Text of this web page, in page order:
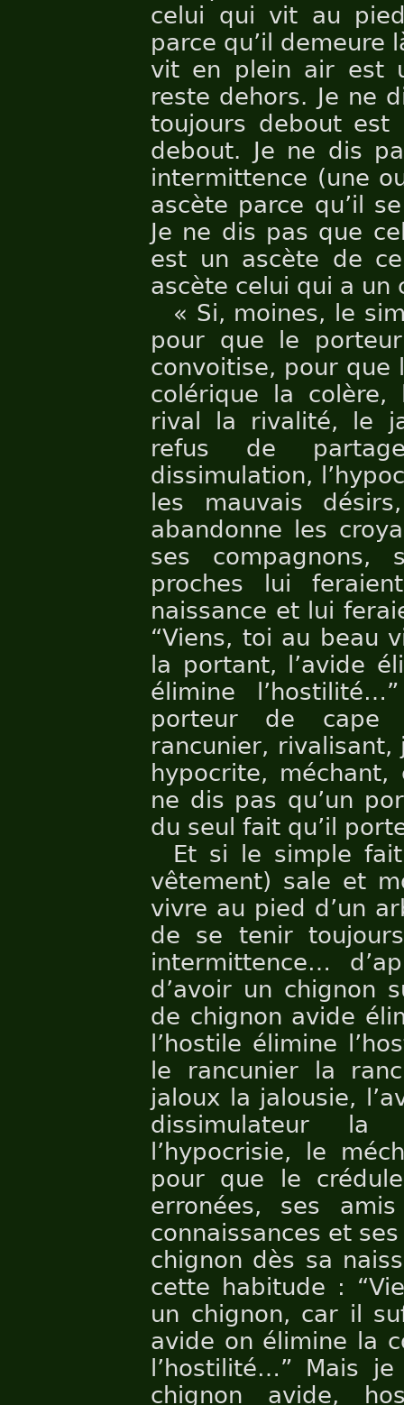
celui qui vit au
parce qu’il demeure
vit en plein air est
reste dehors. Je ne
toujours debout est
debout. Je ne dis
intermittence (une
ascète parce qu’il
Je ne dis pas que
est un ascète de
ascète celui qui a un
« Si, moines, le
pour que le
convoitise, pour que
colérique la
rival la rivalité, le
refus de
dissimulation,
les mauvais
abandonne les
ses compagnons,
proches lui
naissance et lui
“Viens, toi au beau
la portant, l’avide
élimine
porteur de cape
rancunier, rivalisant,
hypocrite, méchant,
ne dis pas qu’un
du seul fait qu’il
Et si le simple
vêtement) sale et
vivre au pied d’un
de se tenir
intermittence…
d’avoir un chignon
de chignon avide
l’hostile élimine
le rancunier la
jaloux la jalousie,
dissimulateur la
l’hypocrisie, le
pour que le
erronées, ses
connaissances et
chignon dès sa
cette habitude :
un chignon, car il
avide on élimine la
l’hostilité…” Mais
chignon avide,